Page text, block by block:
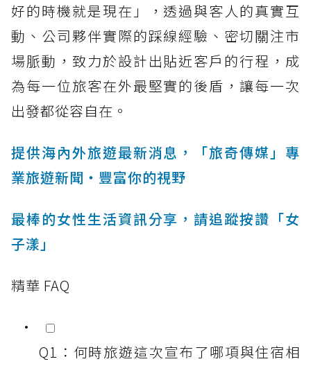
好的時機就是現在」，透過與客人的真實互
動、公司夥伴實際的踩線經驗、密切關注市
場脈動，致力於設計出貼近客戶的行程，成
為每一位旅客在外最堅實的後盾，讓每一次
出發都從容自在。
提供海內外旅遊最新消息，「旅奇傳媒」專
業旅遊新聞‧豐富你的視野
最棒的女性生活資訊分享，請追蹤按讚「女
子漾」
精華 FAQ
Q1：何時旅遊這次宣布了哪項與住宿相